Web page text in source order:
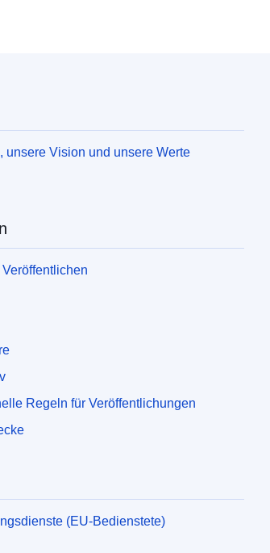
unsere Vision und unsere Werte
Regeln für Veröffentlichungen
(EU-Bedienstete)